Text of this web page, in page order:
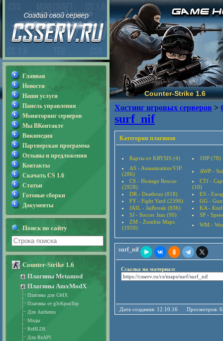
Counter-Strike 1.6
Хостинг игровых серверов >
surf_nif
Категории плагинов
Карты от KRYSIS (4)
1HP (78)
AS - Assassination/VIP
(286)
AWP -
CS - Hostage Rescue
(2928)
CTf -
(10)
DR - Deathrun (818)
ES -
FY - Fight Yard (2596)
GG -
JAIL - Jailbreak (836)
KA -
SJ - Soccer Jam (90)
SP -
ZM - Zombie Maps
(1959)
WM -
surf_nif
Ссылка на материал:
Дата создания: 12.10.16
Главная
Новости
Наши услуги
Панель управления
Мониторинг серверов
Мы ВКонтакте
Википедия
Партнерская программа
Отзывы и предложения
Контакты
Скачать CS 1.6
Статьи
Готовые сборки
Документы
Поиск по сайту
Counter-Strike 1.6
Плагины Metamod
Плагины AmxModX
Плагины для GMX
Плагины от g3cKpunTop
Для Authemu
Моды
ReHLDS
Для ReAPI